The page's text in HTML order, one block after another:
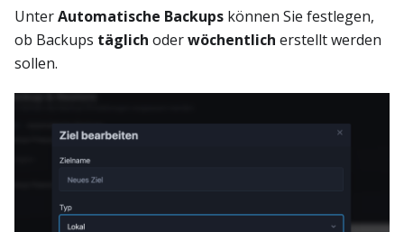
UnterAutomatische Backups können Sie festlegen,
ob Backups täglich oderwöchentlich erstellt werden
sollen.